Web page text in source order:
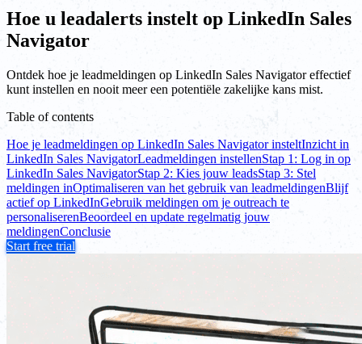
Hoe u leadalerts instelt op LinkedIn Sales
Navigator
Ontdek hoe je leadmeldingen op LinkedIn Sales Navigator effectief
kunt instellen en nooit meer een potentiële zakelijke kans mist.
Table of contents
Hoe je leadmeldingen op LinkedIn Sales Navigator insteltInzicht in
LinkedIn Sales NavigatorLeadmeldingen instellenStap 1: Log in op
LinkedIn Sales NavigatorStap 2: Kies jouw leadsStap 3: Stel
meldingen inOptimaliseren van het gebruik van leadmeldingenBlijf
actief op LinkedInGebruik meldingen om je outreach te
personaliserenBeoordeel en update regelmatig jouw
meldingenConclusie
Start free trial